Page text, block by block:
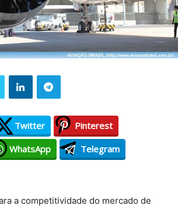
Twitter
Pinterest
WhatsApp
Telegram
a competitividade do mercado de